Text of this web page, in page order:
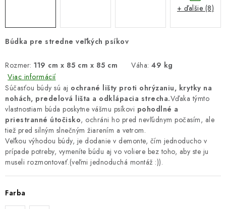
Búdka pre stredne veľkých psíkov
Rozmer: 119 cm x 85 cm x 85 cm Váha: 49 kg
Viac informácií
Súčasťou búdy sú aj ochrané lišty proti ohrýzaniu, krytky na
nohách, predelová lišta a odklápacia strecha.Vďaka týmto
vlastnostiam búda poskytne vášmu psíkovi pohodlné a
priestranné útočisko, ochráni ho pred nevľúdnym počasím, ale
tiež pred silným slnečným žiarením a vetrom.
Veľkou výhodou búdy, je dodanie v demonte, čím jednoducho v
prípade potreby, vymeníte búdu aj vo voliere bez toho, aby ste ju
museli rozmontovať.(veľmi jednoduchá montáž :)).
Farba
+ ďalšie (8)